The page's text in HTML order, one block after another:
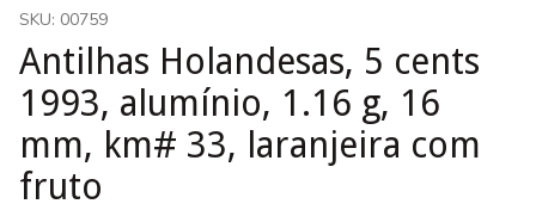
SKU: 00759
Antilhas Holandesas, 5 cents
1993, alumínio, 1.16 g, 16
mm, km# 33, laranjeira com
fruto